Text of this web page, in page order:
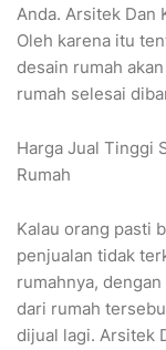
Anda. Arsitek Dan
Oleh karena itu
desain rumah
rumah selesai
Harga Jual Tinggi
Rumah
Kalau orang pasti
penjualan tidak
rumahnya,
dari rumah
dijual lagi. Arsitek